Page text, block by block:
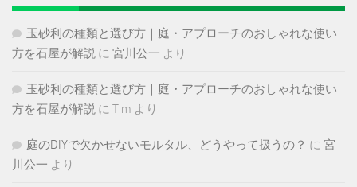
玉砂利の種類と選び方｜庭・アプローチのおしゃれな使い
方を石屋が解説 に 宮川公一 より
玉砂利の種類と選び方｜庭・アプローチのおしゃれな使い
方を石屋が解説 に Tim より
庭のDIYで欠かせないモルタル、どうやって扱うの？ に 宮
川公一 より